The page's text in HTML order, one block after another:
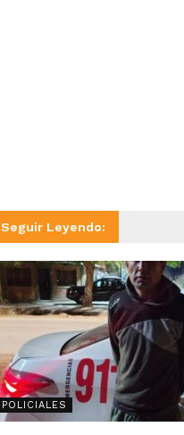
Seguir Leyendo:
POLICIALES